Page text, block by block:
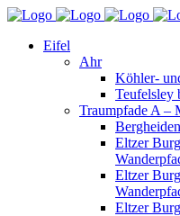
Eifel
Ahr
Köhler-
Teufelsley
Traumpfade A –
Eltzer
Eltzer
Eltzer